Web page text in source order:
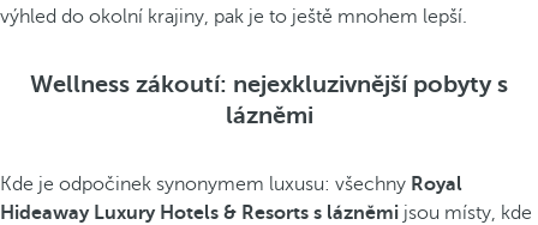
výhled do okolní krajiny, pak je to ještě mnohem lepší.
Wellness zákoutí: nejexkluzivnější pobyty s
lázněmi
Kde je odpočinek synonymem luxusu: všechny Royal
Hideaway Luxury Hotels & Resorts s lázněmi jsou místy, kde